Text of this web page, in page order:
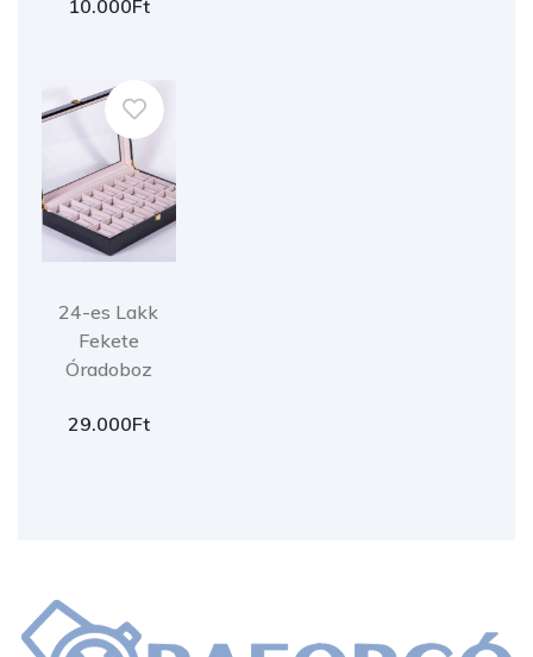
10.000Ft
24-es Lakk
Fekete
Óradoboz
29.000Ft